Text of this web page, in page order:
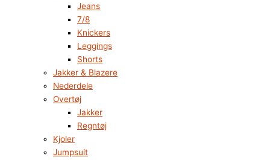
Jeans
7/8
Knickers
Leggings
Shorts
Jakker & Blazere
Nederdele
Overtøj
Jakker
Regntøj
Kjoler
Jumpsuit